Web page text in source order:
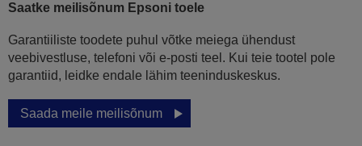
Saatke meilisõnum Epsoni toele
Garantiiliste toodete puhul võtke meiega ühendust
veebivestluse, telefoni või e-posti teel. Kui teie tootel pole
garantiid, leidke endale lähim teeninduskeskus.
Saada meile meilisõnum